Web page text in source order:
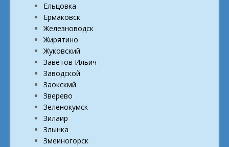
Ельцовка
Ермаковск
Железноводск
Жирятино
Жуковский
Заветов Ильич
Заводской
Заокскмй
Зверево
Зеленокумск
Зилаир
Злынка
Змеиногорск